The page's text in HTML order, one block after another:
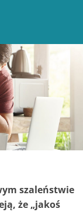
szaleństwie
że „jakoś